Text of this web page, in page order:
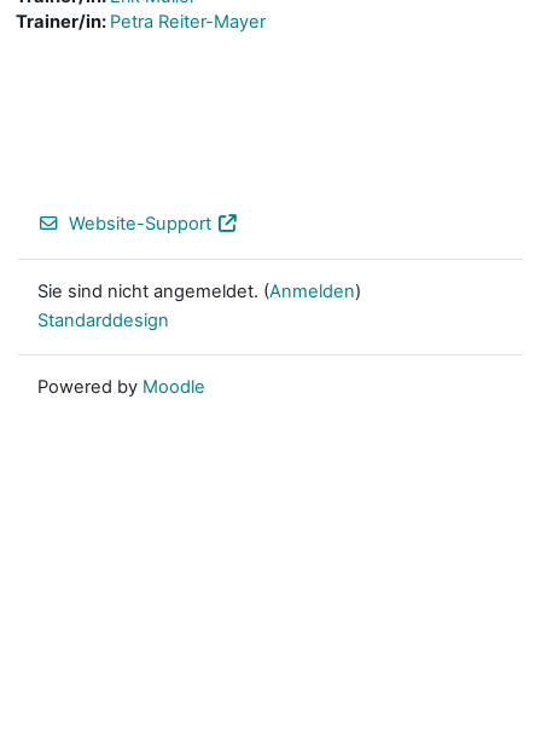
Trainer/in: Petra Reiter-Mayer
Website-Support
Sie sind nicht angemeldet. (Anmelden)
Standarddesign
Powered by Moodle